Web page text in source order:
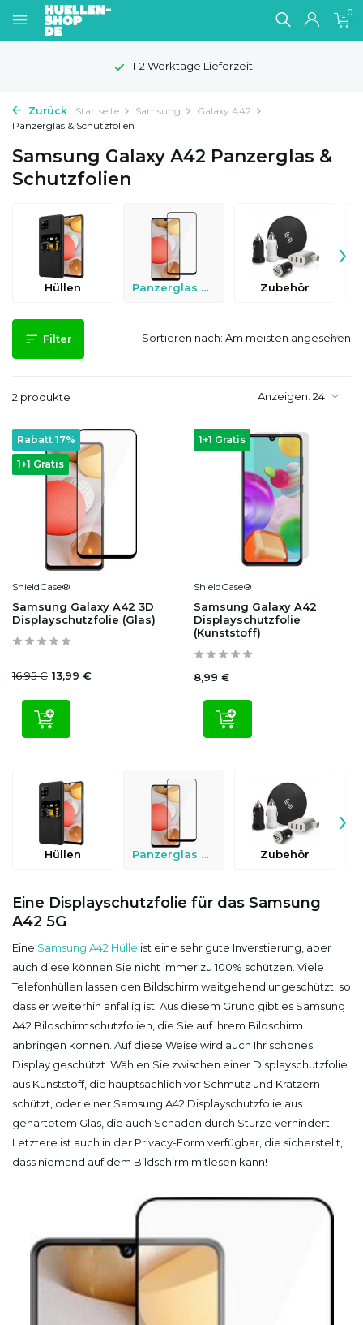
0
1-2 Werktage Lieferzeit
Zurück Startseite Samsung
Galaxy A42
Panzerglas & Schutzfolien
Samsung Galaxy A42 Panzerglas &
Schutzfolien
Hüllen Panzerglas & Schutzfolien Zubehör
›
Filter
2 produkte Anzeigen:
Sortieren nach:
1+1 Gratis
Rabatt 17%
ShieldCase®
Samsung Galaxy A42 3D
Displayschutzfolie (Glas)
16,95 € 13,99 €
1+1 Gratis
ShieldCase®
Samsung Galaxy A42
Displayschutzfolie
(Kunststoff)
8,99 €
Hüllen Panzerglas & Schutzfolien Zubehör
›
Eine Displayschutzfolie für das Samsung
A42 5G
Eine Samsung A42 Hülle ist eine sehr gute Inverstierung, aber
auch diese können Sie nicht immer zu 100% schützen. Viele
Telefonhüllen lassen den Bildschirm weitgehend ungeschützt, so
dass er weiterhin anfällig ist. Aus diesem Grund gibt es Samsung
A42 Bildschirmschutzfolien, die Sie auf Ihrem Bildschirm
anbringen können. Auf diese Weise wird auch Ihr schönes
Display geschützt. Wählen Sie zwischen einer Displayschutzfolie
aus Kunststoff, die hauptsächlich vor Schmutz und Kratzern
schützt, oder einer Samsung A42 Displayschutzfolie aus
gehärtetem Glas, die auch Schäden durch Stürze verhindert.
Letztere ist auch in der Privacy-Form verfügbar, die sicherstellt,
dass niemand auf dem Bildschirm mitlesen kann!